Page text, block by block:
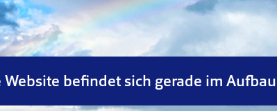
Website befindet sich gerade im